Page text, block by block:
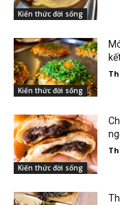
Kiến thức đời sống
Kiến thức đời sống
Kiến thức đời sống